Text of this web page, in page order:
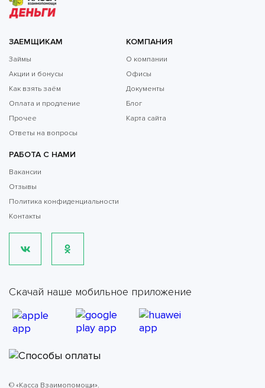
ЗАЕМЩИКАМ
Займы
Акции и бонусы
Как взять заём
Оплата и продление
Прочее
Ответы на вопросы
КОМПАНИЯ
О компании
Офисы
Документы
Блог
Карта сайта
РАБОТА С НАМИ
Вакансии
Отзывы
Политика конфиденциальности
Контакты
Скачай наше мобильное приложение
© «Касса Взаимопомощи».